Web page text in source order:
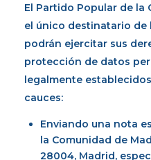
El Partido Popular de la
el único destinatario de
podrán ejercitar sus
protección de datos
legalmente
cauces:
Enviando una nota
la Comunidad de
28004, Madrid,